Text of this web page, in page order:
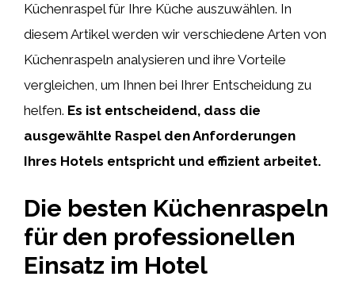
Küchenraspel für Ihre Küche auszuwählen. In
diesem Artikel werden wir verschiedene Arten von
Küchenraspeln analysieren und ihre Vorteile
vergleichen, um Ihnen bei Ihrer Entscheidung zu
helfen. Es ist entscheidend, dass die
ausgewählte Raspel den Anforderungen
Ihres Hotels entspricht und effizient arbeitet.
Die besten Küchenraspeln
für den professionellen
Einsatz im Hotel